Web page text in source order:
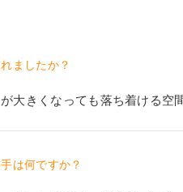
ましたか？
大きくなっても落ち着ける空
は何ですか？